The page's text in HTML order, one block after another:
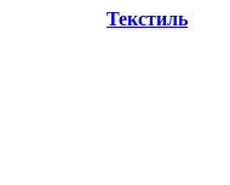
Текстиль